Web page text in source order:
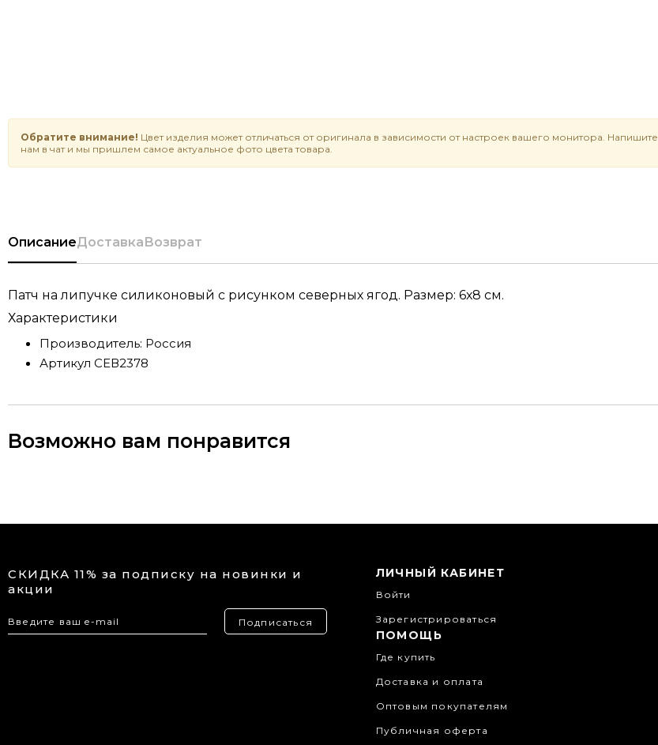
Обратите внимание! Цвет изделия может отличаться от оригинала в зависимости от настроек вашего монитора. Напишите
нам в чат и мы пришлем самое актуальное фото цвета товара.
ОписаниеДоставкаВозврат
Патч на липучке силиконовый с рисунком северных ягод. Размер: 6х8 см.
Характеристики
Производитель: Россия
Артикул СЕВ2378
Возможно вам понравится
СКИДКА 11% за подписку на новинки и
акции
Подписаться
ЛИЧНЫЙ КАБИНЕТ
Войти
Зарегистрироваться
ПОМОЩЬ
Где купить
Доставка и оплата
Оптовым покупателям
Публичная оферта